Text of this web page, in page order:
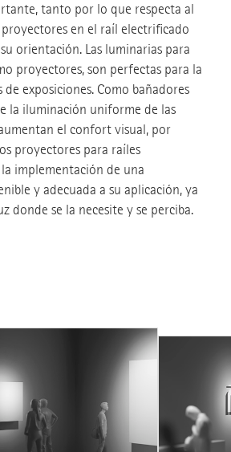
tanto por lo que respecta al
en el raíl electrificado
orientación. Las luminarias para
proyectores, son perfectas para la
exposiciones. Como bañadores
la iluminación uniforme de las
el confort visual, por
proyectores para raíles
implementación de una
y adecuada a su aplicación, ya
donde se la necesite y se perciba.